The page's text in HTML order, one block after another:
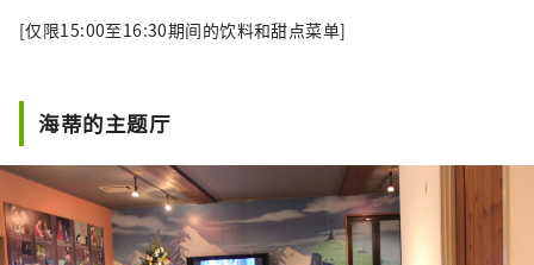
[仅限15:00至16:30期间的饮料和甜点菜单]
海蒂的主题厅